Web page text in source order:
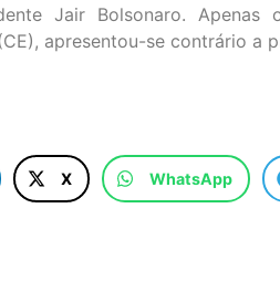
Jair Bolsonaro. Apenas
apresentou-se contrário a
X WhatsApp